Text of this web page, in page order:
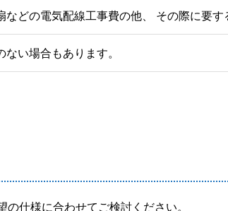
などの電気配線工事費の他、 その際に要
い場合もあります。
仕様に合わせてご検討ください。